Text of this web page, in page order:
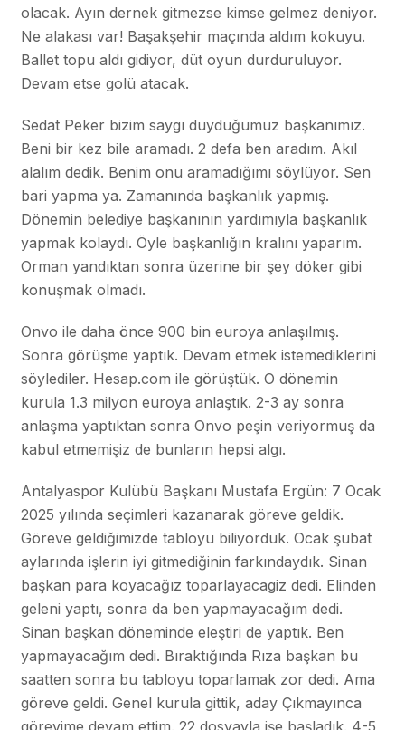
olacak. Ayın dernek gitmezse kimse gelmez deniyor.
Ne alakası var! Başakşehir maçında aldım kokuyu.
Ballet topu aldı gidiyor, düt oyun durduruluyor.
Devam etse golü atacak.
Sedat Peker bizim saygı duyduğumuz başkanımız.
Beni bir kez bile aramadı. 2 defa ben aradım. Akıl
alalım dedik. Benim onu aramadığımı söylüyor. Sen
bari yapma ya. Zamanında başkanlık yapmış.
Dönemin belediye başkanının yardımıyla başkanlık
yapmak kolaydı. Öyle başkanlığın kralını yaparım.
Orman yandıktan sonra üzerine bir şey döker gibi
konuşmak olmadı.
Onvo ile daha önce 900 bin euroya anlaşılmış.
Sonra görüşme yaptık. Devam etmek istemediklerini
söylediler. Hesap.com ile görüştük. O dönemin
kurula 1.3 milyon euroya anlaştık. 2-3 ay sonra
anlaşma yaptıktan sonra Onvo peşin veriyormuş da
kabul etmemişiz de bunların hepsi algı.
Antalyaspor Kulübü Başkanı Mustafa Ergün: 7 Ocak
2025 yılında seçimleri kazanarak göreve geldik.
Göreve geldiğimizde tabloyu biliyorduk. Ocak şubat
aylarında işlerin iyi gitmediğinin farkındaydık. Sinan
başkan para koyacağız toparlayacagiz dedi. Elinden
geleni yaptı, sonra da ben yapmayacağım dedi.
Sinan başkan döneminde eleştiri de yaptık. Ben
yapmayacağım dedi. Bıraktığında Rıza başkan bu
saatten sonra bu tabloyu toparlamak zor dedi. Ama
göreve geldi. Genel kurula gittik, aday Çıkmayınca